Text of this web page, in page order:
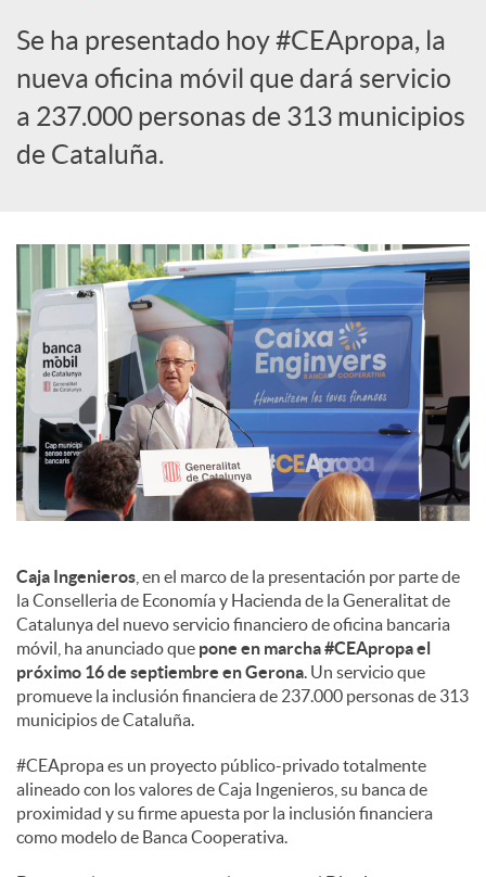
o
c
i
a
l
e
s
Se ha presentado hoy #CEApropa, la
nueva oficina móvil que dará servicio
a 237.000 personas de 313 municipios
de Cataluña.
Caja Ingenieros , en el marco de la presentación por parte de
la Conselleria de Economía y Hacienda de la Generalitat de
Catalunya del nuevo servicio financiero de oficina bancaria
móvil, ha anunciado que pone en marcha #CEApropa el
próximo 16 de septiembre en Gerona . Un servicio que
promueve la inclusión financiera de 237.000 personas de 313
municipios de Cataluña.
#CEApropa es un proyecto público-privado totalmente
alineado con los valores de Caja Ingenieros, su banca de
proximidad y su firme apuesta por la inclusión financiera
como modelo de Banca Cooperativa.